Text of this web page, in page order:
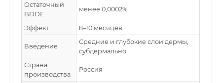
Остаточный
BDDE
менее 0,0002%
Эффект 8–10 месяцев
Введение
Средние и глубокие слои дермы,
субдермально
Страна
производства
Россия